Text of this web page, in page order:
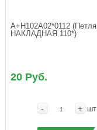
A+H102A02*0112 (Петля
НАКЛАДНАЯ 110*)
20 Руб.
- + шт